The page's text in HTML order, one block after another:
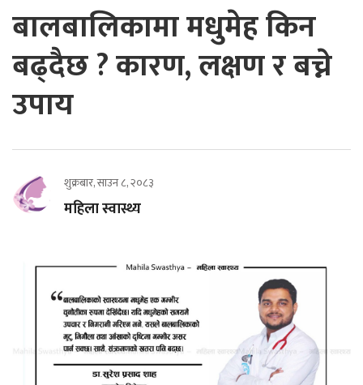
बालबालिकामा मधुमेह किन
बढ्दैछ ? कारण, लक्षण र बच्ने
उपाय
शुक्रबार, साउन ८, २०८३
महिला स्वास्थ्य